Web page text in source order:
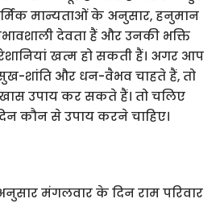
मान्यताओं के अनुसार, हनुमान
देवता हैं और उनकी भक्ति
खत्म हो सकती हैं। अगर आप
शांति और धन-वैभव चाहते हैं, तो
उपाय कर सकते हैं। तो चलिए
कौन से उपाय करने चाहिए।
मंगलवार के दिन राम परिवार